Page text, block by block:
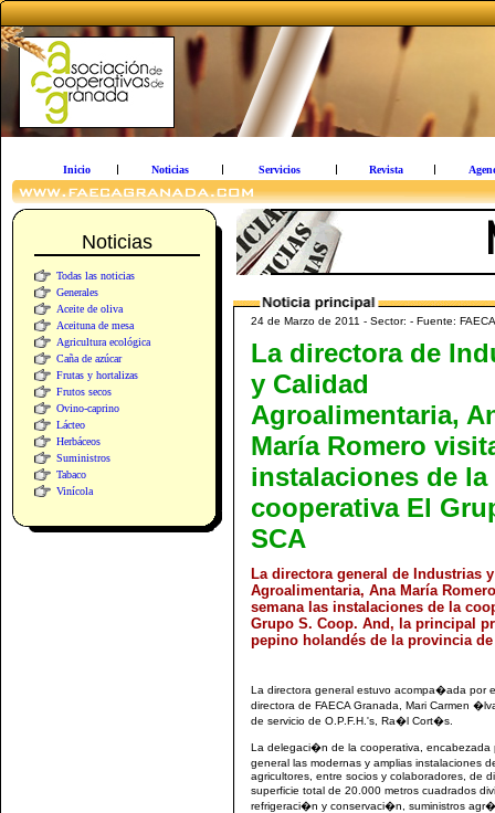
Inicio Noticias Servicios Revista
Noticias
Todas las noticias
Generales
Aceite de oliva
Aceituna de mesa
Agricultura ecológica
Caña de azúcar
Frutas y hortalizas
Frutos secos
Ovino-caprino
Lácteo
Herbáceos
Suministros
Tabaco
Vinícola
24 de Marzo de 2011 - Sector: - Fuente:
La directora de
y Calidad
Agroalimentaria,
María Romero
instalaciones de la
cooperativa El
SCA
La directora general de Industrias
Agroalimentaria, Ana María
semana las instalaciones de la
Grupo S. Coop. And, la principal
pepino holandés de la provincia de
La directora general estuvo acompa�ada por
directora de FAECA Granada, Mari Carmen
de servicio de O.P.F.H.'s, Ra�l Cort�s.
La delegaci�n de la cooperativa,
general las modernas y amplias instalaciones
agricultores, entre socios y colaboradores, de
superficie total de 20.000 metros cuadrados
refrigeraci�n y conservaci�n, suministros